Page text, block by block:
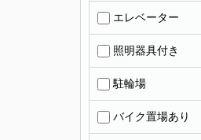
エレベーター
照明器具付き
駐輪場
バイク置場あり